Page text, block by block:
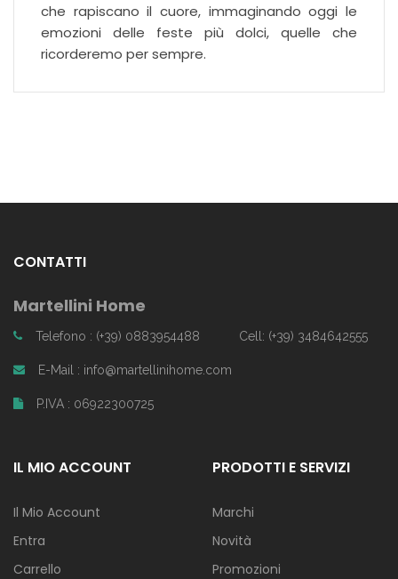
che rapiscano il cuore, immaginando oggi le
emozioni delle feste più dolci, quelle che
ricorderemo per sempre.
CONTATTI
Martellini Home
Telefono : (+39) 0883954488 Cell: (+39) 3484642555
E-Mail : info@martellinihome.com
P.IVA : 06922300725
IL MIO ACCOUNT
Il Mio Account
Entra
Carrello
PRODOTTI E SERVIZI
Marchi
Novità
Promozioni